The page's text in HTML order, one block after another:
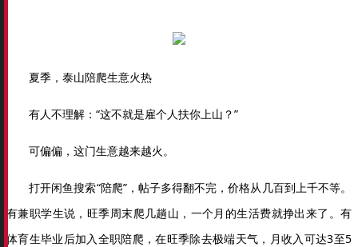
夏季，泰山陪爬生意火热
有人不理解：“这不就是雇个人扶你上山？”
可偏偏，这门生意越来越火。
打开闲鱼搜索“陪爬”，帖子多得翻不完，价格从几百到上千不等。
有兼职学生说，旺季周末爬几趟山，一个月的生活费就挣出来了。有
体育生毕业后加入全职陪爬，在旺季除去极端天气，月收入可达3至5